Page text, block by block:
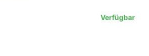
Verfügbar